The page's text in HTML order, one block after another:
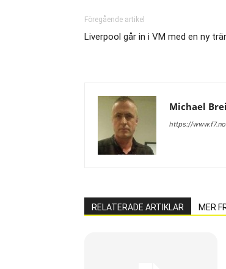
Föregående artikel
Liverpool går in i VM med en ny
Michael
https://www.f7.no
RELATERADE ARTIKLAR MER